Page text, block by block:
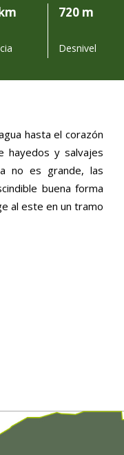
720 m
Desnivel
hasta el corazón
hayedos y salvajes
no es grande, las
buena forma
de Bitxitoza. Tras
con el GR® 12. El
precioso descenso
se retorna a